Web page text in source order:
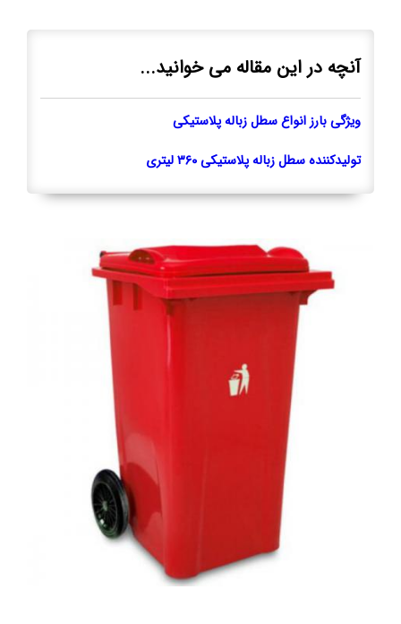
آنچه در این مقاله می خوانید...
ویژگی بارز انواع سطل زباله پلاستیکی
تولیدکننده سطل زباله پلاستیکی ۳۶۰ لیتری